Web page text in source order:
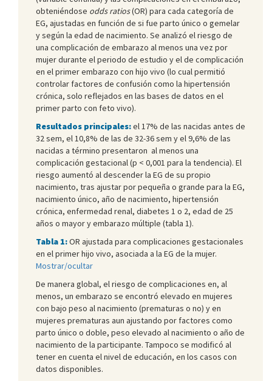
obteniéndose odds ratios(OR) para cada categoría de
EG, ajustadas en función de si fue parto único o gemelar
y según la edad de nacimiento. Se analizó el riesgo de
una complicación de embarazo al menos una vez por
mujer durante el periodo de estudio y el de complicación
en el primer embarazo con hijo vivo (lo cual permitió
controlar factores de confusión como la hipertensión
crónica, solo reflejados en las bases de datos en el
primer parto con feto vivo).
Resultados principales:el 17% de las nacidas antes de
32 sem, el 10,8% de las de 32-36 sem y el 9,6% de las
nacidas a término presentaron al menos una
complicación gestacional (p < 0,001 para la tendencia). El
riesgo aumentó al descender la EG de su propio
nacimiento, tras ajustar por pequeña o grande para la EG,
nacimiento único, año de nacimiento, hipertensión
crónica, enfermedad renal, diabetes 1 o 2, edad de 25
años o mayor y embarazo múltiple (tabla 1).
Tabla 1:OR ajustada para complicaciones gestacionales
en el primer hijo vivo, asociada a la EG de la mujer.
Mostrar/ocultar
De manera global, el riesgo de complicaciones en, al
menos, un embarazo se encontró elevado en mujeres
con bajo peso al nacimiento (prematuras o no) y en
mujeres prematuras aun ajustando por factores como
parto único o doble, peso elevado al nacimiento o año de
nacimiento de la participante. Tampoco se modificó al
tener en cuenta el nivel de educación, en los casos con
datos disponibles.